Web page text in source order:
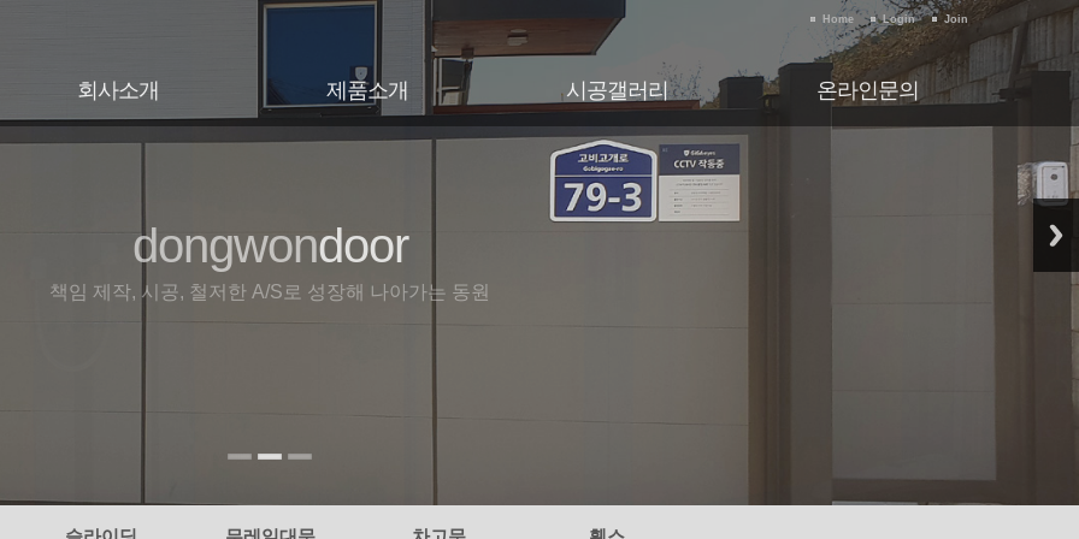
Home Login Join
회사소개
인사말
제품소개
차고문
휀스
시공갤러리
시공갤러리
온라인문의
door
dongwondoor
책임 제작, 시공, 철저한 A/S로 성장해 나아가는 동원
door